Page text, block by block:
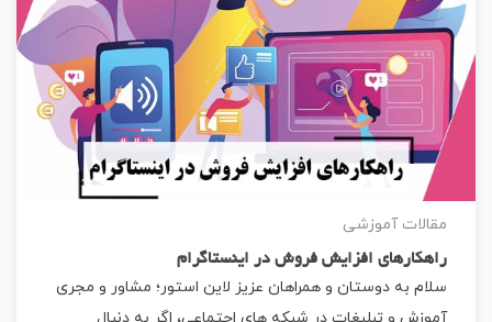
مقالات آموزشی
راهکارهای افزایش فروش در اینستاگرام
سلام به دوستان و همراهان عزیز لاین استور؛ مشاور و مجری